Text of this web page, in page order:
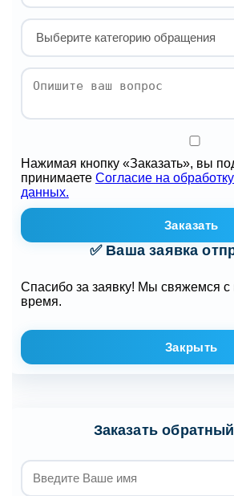
Нажимая кнопку «Заказать», вы
принимаетеСогласие на обработку
данных.
Заказать
✅ Ваша заявка
Спасибо за заявку! Мы свяжемся с
время.
Закрыть
Заказать обратный